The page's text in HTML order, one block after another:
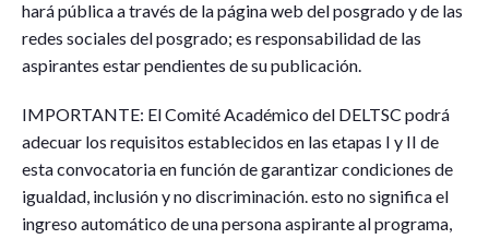
hará pública a través de la página web del posgrado y de las
redes sociales del posgrado; es responsabilidad de las
aspirantes estar pendientes de su publicación.
IMPORTANTE: El Comité Académico del DELTSC podrá
adecuar los requisitos establecidos en las etapas I y II de
esta convocatoria en función de garantizar condiciones de
igualdad, inclusión y no discriminación. esto no significa el
ingreso automático de una persona aspirante al programa,